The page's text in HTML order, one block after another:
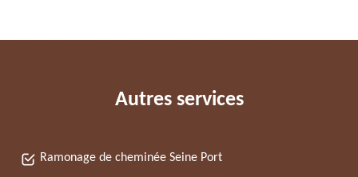
Autres services
Ramonage de cheminée Seine Port